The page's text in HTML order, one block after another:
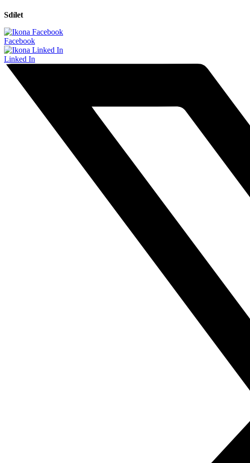
Sdílet
Facebook
Linked In